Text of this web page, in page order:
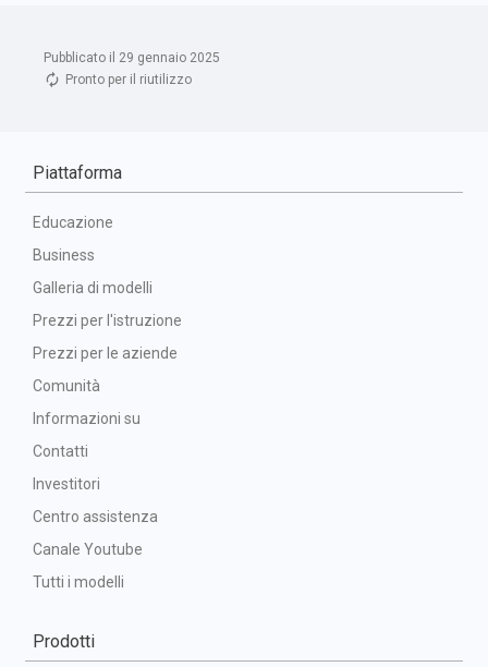
Pubblicato il 29 gennaio 2025
Pronto per il riutilizzo
Piattaforma
Educazione
Business
Galleria di modelli
Prezzi per l'istruzione
Prezzi per le aziende
Comunità
Informazioni su
Contatti
Investitori
Centro assistenza
Canale Youtube
Tutti i modelli
Prodotti